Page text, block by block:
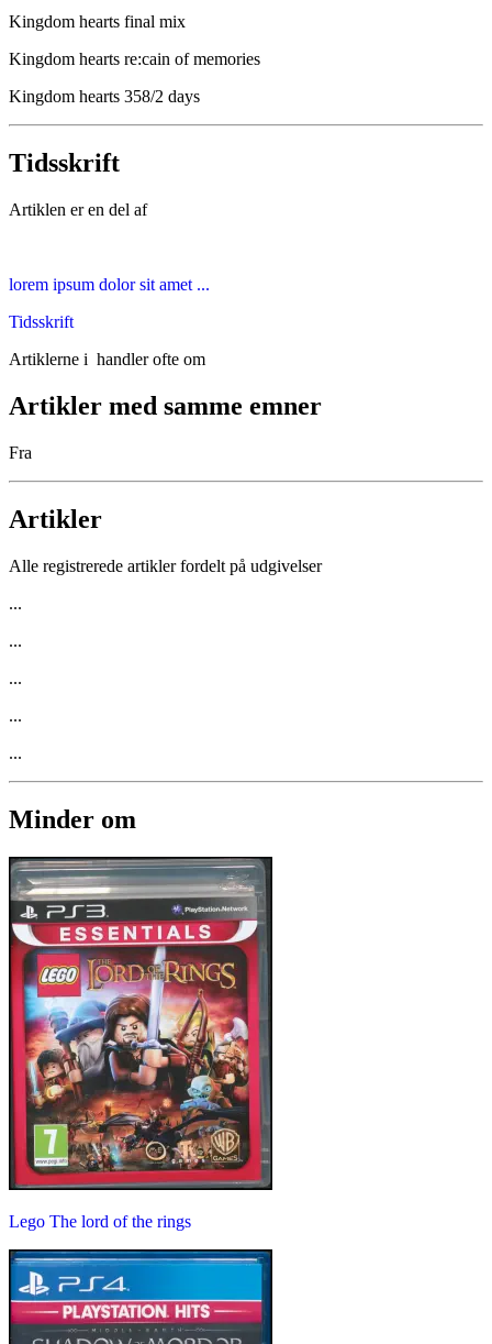
Kingdom hearts final mix
Kingdom hearts re:cain of memories
Kingdom hearts 358/2 days
Tidsskrift
Artiklen er en del af
lorem ipsum dolor sit amet ...
Tidsskrift
Artiklerne i handler ofte om
Artikler med samme emner
Fra
Artikler
Alle registrerede artikler fordelt på udgivelser
...
...
...
...
...
Minder om
Lego The lord of the rings